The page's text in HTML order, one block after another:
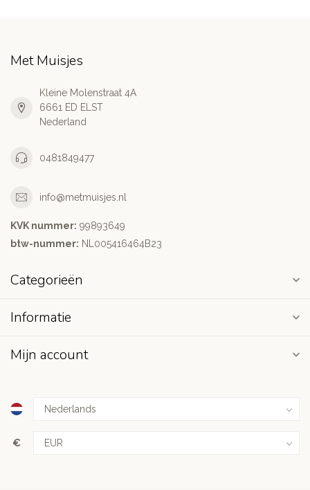
Met Muisjes
Kleine Molenstraat 4A
6661 ED ELST
Nederland
0481849477
info@metmuisjes.nl
KVK nummer: 99893649
btw-nummer: NL005416464B23
Categorieën
Informatie
Mijn account
€